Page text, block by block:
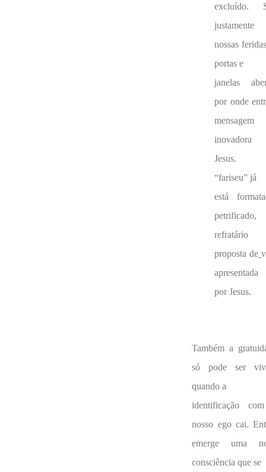
excluído.
justamente
nossas
portas e
janelas
por onde
mensagem
inovadora
Jesus.
“fariseu” já
está
petrificado,
proposta de
apresentada
por Jesus.
Também a
só pode ser
quando a
identificação
nosso ego cai.
emerge uma
consciência que se